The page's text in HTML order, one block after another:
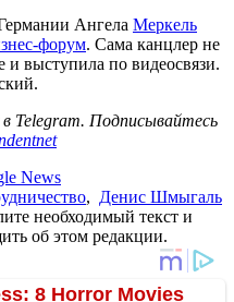
Ангела Меркель
форум. Сама канцлер не
и выступила по видеосвязи.
в Telegram. Подписывайтесь
News
, Денис Шмыгаль
необходимый текст и
об этом редакции.